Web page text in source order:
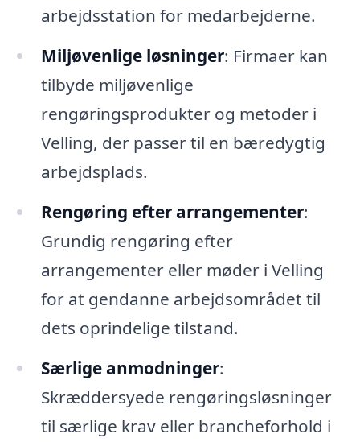
arbejdsstation for medarbejderne.
Miljøvenlige løsninger: Firmaer kan
tilbyde miljøvenlige
rengøringsprodukter og metoder i
Velling, der passer til en bæredygtig
arbejdsplads.
Rengøring efter arrangementer:
Grundig rengøring efter
arrangementer eller møder i Velling
for at gendanne arbejdsområdet til
dets oprindelige tilstand.
Særlige anmodninger:
Skræddersyede rengøringsløsninger
til særlige krav eller brancheforhold i